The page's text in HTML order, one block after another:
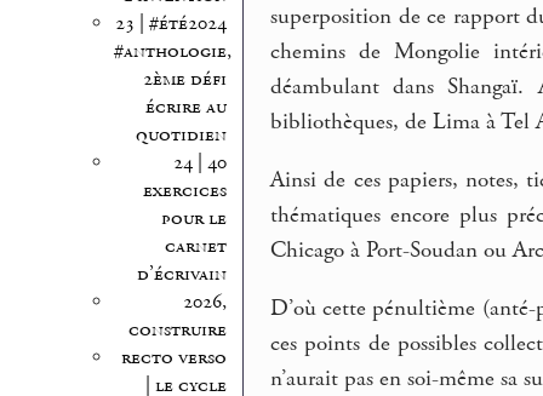
23 | #été2024
#anthologie,
2ème défi
écrire au
quotidien
24 | 40
exercices
pour le
carnet
d’écrivain
2026,
construire
recto verso
| le cycle
superposition de ce rapport
chemins de Mongolie
déambulant dans
bibliothèques, de Lima à Tel
Ainsi de ces papiers, notes,
thématiques encore plus
Chicago à Port-Soudan ou
D’où cette pénultième
ces points de possibles
n’aurait pas en soi-même sa